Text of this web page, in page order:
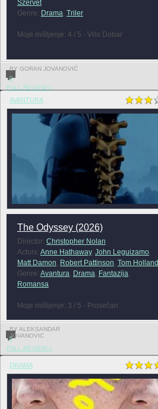
Szervét
Genre: Drama, Triler
Moje mišljenje: 4 / 5 - Vrlo Dobar
BY GORAN JOVANOVIĆ
0
FULL REVIEW »
AVANTURA
The Odyssey (2026)
Director: Christopher Nolan
Actors: Anne Hathaway, John Leguizamo,
Matt Damon, Robert Pattinson, Tom Holland
Genre: Avantura, Drama, Fantazija,
Romansa
Moje mišljenje: 3 / 5 - Prosečan
BY ALEKSANDAR
JOVANOVIC
0
FULL REVIEW »
DRAMA